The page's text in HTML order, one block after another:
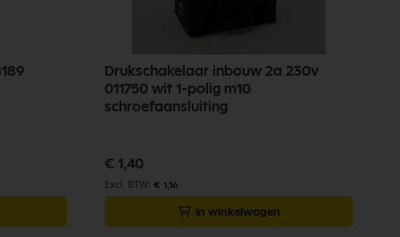
Drukschakelaar inbouw 2a 230v
011750 wit 1-polig m10
schroefaansluiting
€ 1,40
€ 1,16
In winkelwagen